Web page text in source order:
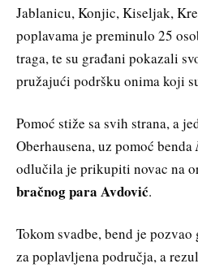
Jablanicu, Konjic, Kiseljak,
poplavama je preminulo 25
traga, te su građani pokazali
pružajući podršku onima koji
Pomoć stiže sa svih strana, a
Oberhausena, uz pomoć benda
odlučila je prikupiti novac na
bračnog para Avdović.
Tokom svadbe, bend je
za poplavljena područja, a